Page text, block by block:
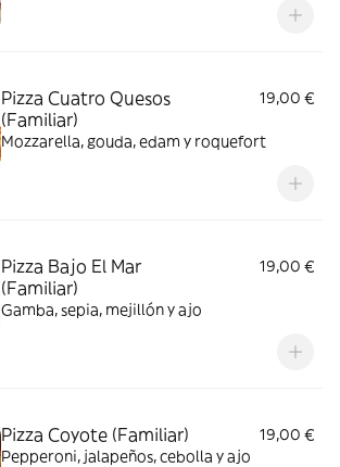
Pizza Cuatro Quesos
(Familiar)
19,00 €
Mozzarella, gouda, edam y roquefort
Pizza Bajo El Mar
(Familiar)
19,00 €
Gamba, sepia, mejillón y ajo
Pizza Coyote (Familiar)
19,00 €
Pepperoni, jalapeños, cebolla y ajo